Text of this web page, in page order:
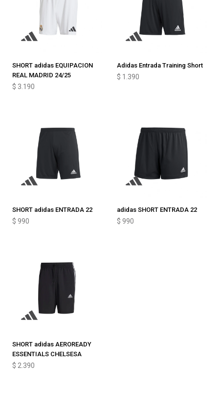
SHORT adidas EQUIPACION
REAL MADRID 24/25
$ 3.190
Adidas Entrada Training Short
$ 1.390
SHORT adidas ENTRADA 22
$ 990
adidas SHORT ENTRADA 22
$ 990
SHORT adidas AEROREADY
ESSENTIALS CHELSESA
$ 2.390